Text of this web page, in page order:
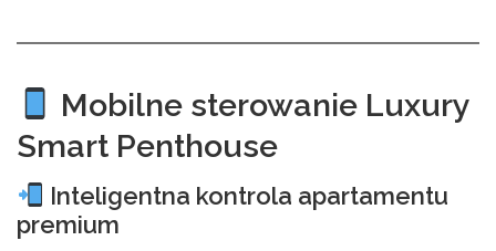
Mobilne sterowanie Luxury
Smart Penthouse
Inteligentna kontrola apartamentu
premium